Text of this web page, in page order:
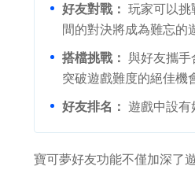
好友對戰： 玩家可以挑
間的對決將成為難忘的
搭檔挑戰： 與好友攜手
突破遊戲難度的絕佳機
好友排名： 遊戲中設有
寶可夢好友功能不僅加深了